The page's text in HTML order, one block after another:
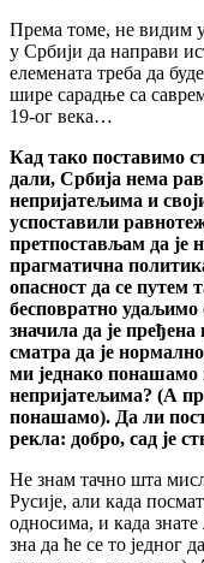
Према томе, не видим
у Србији да направи
елемената треба да
шире сарадње са
19-ог века…
Кад тако поставимо
дали, Србија нема
непријатељима и
успоставили
претпостављам да је
прагматична
опасност да се путем
бесповратно удаљимо
значила да је
сматра да је
ми једнако
непријатељима? (А
понашамо). Да ли
рекла: добро, сад је
Не знам тачно шта
Русије, али када
односима, и када
зна да ће се то једног